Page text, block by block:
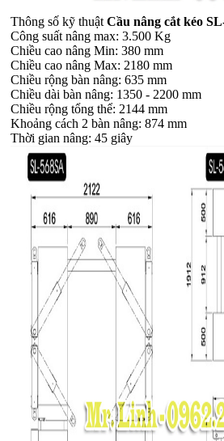
Thông số kỹ thuậtCầu nâng cắt kéo
Công suất nâng max: 3.500 Kg
Chiều cao nâng Min: 380 mm
Chiều cao nâng Max: 2180 mm
Chiều rộng bàn nâng: 635 mm
Chiều dài bàn nâng: 1350 - 2200 mm
Chiều rộng tổng thể: 2144 mm
Khoảng cách 2 bàn nâng: 874 mm
Thời gian nâng: 45 giây